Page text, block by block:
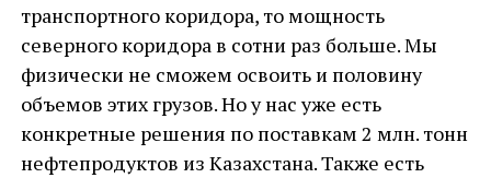
транспортного коридора, то мощность
северного коридора в сотни раз больше. Мы
физически не сможем освоить и половину
объемов этих грузов. Но у нас уже есть
конкретные решения по поставкам 2 млн. тонн
нефтепродуктов из Казахстана. Также есть